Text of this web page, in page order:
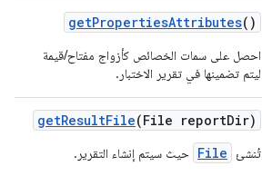
getPropertiesAttributes()
احصل على سمات الخصائص كأزواج مفتاح/قيمة
ليتم تضمينها في تقرير الاختبار.
getResultFile(File reportDir)
تُنشئ File حيث سيتم إنشاء التقرير.